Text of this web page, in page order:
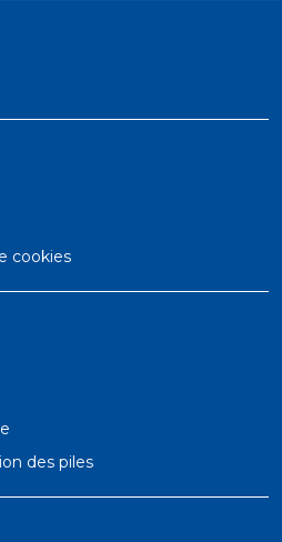
cookies
des piles